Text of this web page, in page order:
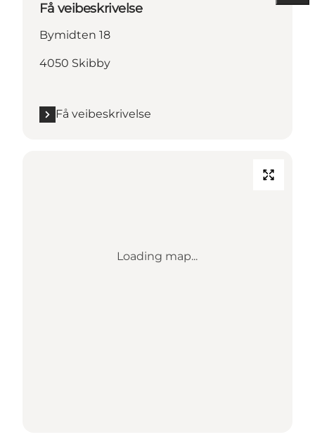
Få veibeskrivelse
Bymidten 18
4050 Skibby
Få veibeskrivelse
Loading map...